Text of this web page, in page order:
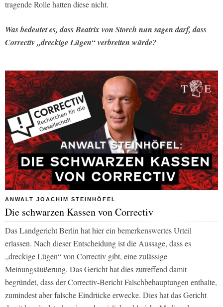
tragende Rolle hatten diese nicht.
Was bedeutet es, dass Beatrix von Storch nun sagen darf, dass
Correctiv „dreckige Lügen“ verbreiten würde?
ANWALT JOACHIM STEINHÖFEL
Die schwarzen Kassen von Correctiv
Das Landgericht Berlin hat hier ein bemerkenswertes Urteil
erlassen. Nach dieser Entscheidung ist die Aussage, dass es
„dreckige Lügen“ von Correctiv gibt, eine zulässige
Meinungsäußerung. Das Gericht hat dies zutreffend damit
begründet, dass der Correctiv-Bericht Falschbehauptungen enthalte,
zumindest aber falsche Eindrücke erwecke. Dies hat das Gericht